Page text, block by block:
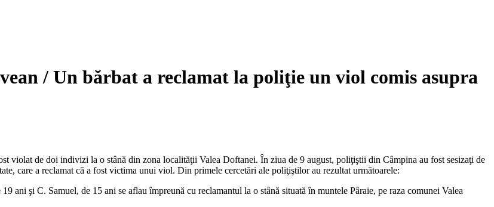
/ Un bărbat a reclamat la poliţie un viol comis asupra
violat de doi indivizi la o stână din zona localităţii Valea Doftanei. În ziua de 9 august, poliţiştii din Câmpina au fost sesizaţi de
care a reclamat că a fost victima unui viol. Din primele cercetări ale poliţiştilor au rezultat următoarele:
ani şi C. Samuel, de 15 ani se aflau împreună cu reclamantul la o stână situată în muntele Pâraie, pe raza comunei Valea